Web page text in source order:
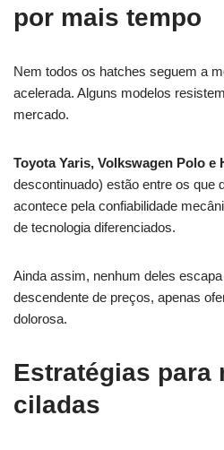
por mais tempo
Nem todos os hatches seguem a
acelerada. Alguns modelos
mercado.
Toyota Yaris, Volkswagen Polo e
descontinuado) estão entre os que
acontece pela confiabilidade
de tecnologia diferenciados.
Ainda assim, nenhum deles
descendente de preços, apenas
dolorosa.
Estratégias para
ciladas